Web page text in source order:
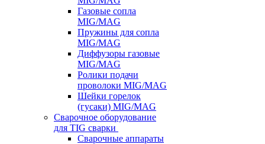
Газовые сопла
MIG/MAG
Пружины для сопла
MIG/MAG
Диффузоры газовые
MIG/MAG
Ролики подачи
проволоки MIG/MAG
Шейки горелок
(гусаки) MIG/MAG
Сварочное оборудование
для TIG сварки
Сварочные аппараты